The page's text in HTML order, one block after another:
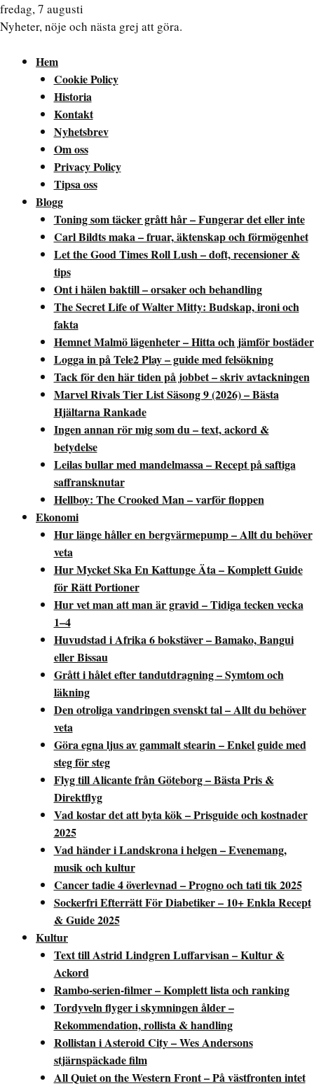
fredag, 7 augusti
Nyheter, nöje och nästa grej att göra.
Hem
Cookie Policy
Historia
Kontakt
Nyhetsbrev
Om oss
Privacy Policy
Tipsa oss
Blogg
Toning som täcker grått hår – Fungerar det eller inte
Carl Bildts maka – fruar, äktenskap och förmögenhet
Let the Good Times Roll Lush – doft, recensioner &
tips
Ont i hälen baktill – orsaker och behandling
The Secret Life of Walter Mitty: Budskap, ironi och
fakta
Hemnet Malmö lägenheter – Hitta och jämför bostäder
Logga in på Tele2 Play – guide med felsökning
Tack för den här tiden på jobbet – skriv avtackningen
Marvel Rivals Tier List Säsong 9 (2026) – Bästa
Hjältarna Rankade
Ingen annan rör mig som du – text, ackord &
betydelse
Leilas bullar med mandelmassa – Recept på saftiga
saffransknutar
Hellboy: The Crooked Man – varför floppen
Ekonomi
Hur länge håller en bergvärmepump – Allt du behöver
veta
Hur Mycket Ska En Kattunge Äta – Komplett Guide
för Rätt Portioner
Hur vet man att man är gravid – Tidiga tecken vecka
1–4
Huvudstad i Afrika 6 bokstäver – Bamako, Bangui
eller Bissau
Grått i hålet efter tandutdragning – Symtom och
läkning
Den otroliga vandringen svenskt tal – Allt du behöver
veta
Göra egna ljus av gammalt stearin – Enkel guide med
steg för steg
Flyg till Alicante från Göteborg – Bästa Pris &
Direktflyg
Vad kostar det att byta kök – Prisguide och kostnader
2025
Vad händer i Landskrona i helgen – Evenemang,
musik och kultur
Cancer tadie 4 överlevnad – Progno och tati tik 2025
Sockerfri Efterrätt För Diabetiker – 10+ Enkla Recept
& Guide 2025
Kultur
Text till Astrid Lindgren Luffarvisan – Kultur &
Ackord
Rambo-serien-filmer – Komplett lista och ranking
Tordyveln flyger i skymningen ålder –
Rekommendation, rollista & handling
Rollistan i Asteroid City – Wes Andersons
stjärnspäckade film
All Quiet on the Western Front – På västfronten intet